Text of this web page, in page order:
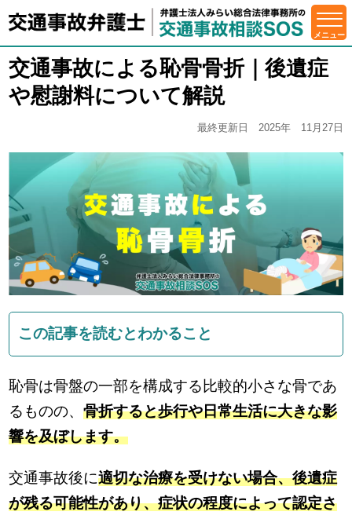
交通事故による恥骨骨折｜後遺症
や慰謝料について解説
最終更新日 2025年 11月27日
この記事を読むとわかること
恥骨は骨盤の一部を構成する比較的小さな骨であ
るものの、骨折すると歩行や日常生活に大きな影
響を及ぼします。
交通事故後に適切な治療を受けない場合、後遺症
が残る可能性があり、症状の程度によって認定さ